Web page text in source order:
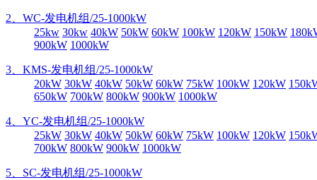
2、WC-发电机组/25-1000kW
25kw 30kw 40kW 50kW 60kW 100kW 120kW 150kW
900kW 1000kW
3、KMS-发电机组/25-1000kW
20kW 30kW 40kW 50kW 60kW 75kW 100kW 120kW
650kW 700kW 800kW 900kW 1000kW
4、YC-发电机组/25-1000kW
25kW 30kW 40kW 50kW 60kW 75kW 100kW 120kW
700kW 800kW 900kW 1000kW
5、SC-发电机组/25-1000kW